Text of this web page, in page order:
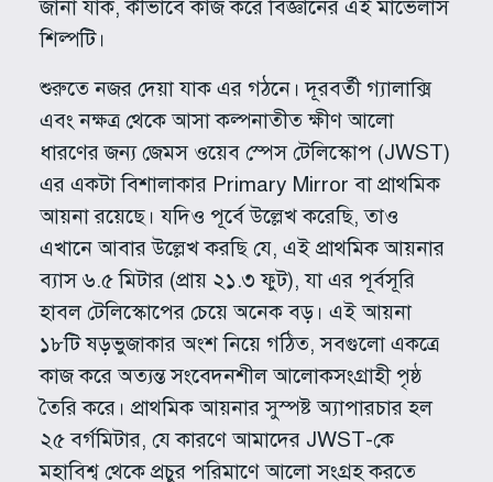
জানা যাক, কীভাবে কাজ করে বিজ্ঞানের এই মার্ভেলাস
শিল্পটি।
শুরুতে নজর দেয়া যাক এর গঠনে। দূরবর্তী গ্যালাক্সি
এবং নক্ষত্র থেকে আসা কল্পনাতীত ক্ষীণ আলো
ধারণের জন্য জেমস ওয়েব স্পেস টেলিস্কোপ (JWST)
এর একটা বিশালাকার Primary Mirror বা প্রাথমিক
আয়না রয়েছে। যদিও পূর্বে উল্লেখ করেছি, তাও
এখানে আবার উল্লেখ করছি যে, এই প্রাথমিক আয়নার
ব্যাস ৬.৫ মিটার (প্রায় ২১.৩ ফুট), যা এর পূর্বসূরি
হাবল টেলিস্কোপের চেয়ে অনেক বড়। এই আয়না
১৮টি ষড়ভুজাকার অংশ নিয়ে গঠিত, সবগুলো একত্রে
কাজ করে অত্যন্ত সংবেদনশীল আলোকসংগ্রাহী পৃষ্ঠ
তৈরি করে। প্রাথমিক আয়নার সুস্পষ্ট অ্যাপারচার হল
২৫ বর্গমিটার, যে কারণে আমাদের JWST-কে
মহাবিশ্ব থেকে প্রচুর পরিমাণে আলো সংগ্রহ করতে